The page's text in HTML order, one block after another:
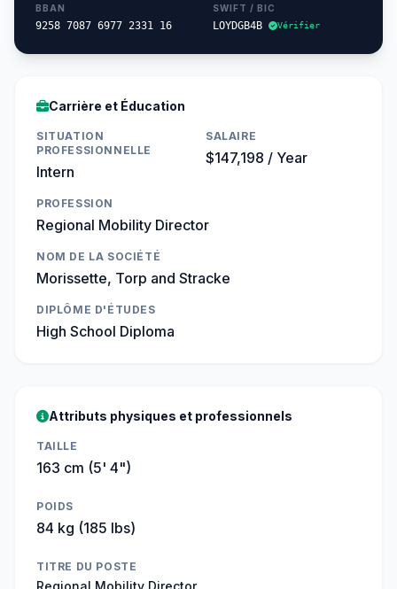
BBAN
9258 7087 6977 2331 16
SWIFT / BIC
LOYDGB4B Vérifier
Carrière et Éducation
SITUATION
PROFESSIONNELLE
Intern
SALAIRE
$147,198 / Year
PROFESSION
Regional Mobility Director
NOM DE LA SOCIÉTÉ
Morissette, Torp and Stracke
DIPLÔME D'ÉTUDES
High School Diploma
Attributs physiques et professionnels
TAILLE
163 cm (5' 4")
POIDS
84 kg (185 lbs)
TITRE DU POSTE
Regional Mobility Director